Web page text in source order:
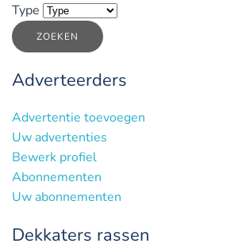
Type
ZOEKEN
Adverteerders
Advertentie toevoegen
Uw advertenties
Bewerk profiel
Abonnementen
Uw abonnementen
Dekkaters rassen